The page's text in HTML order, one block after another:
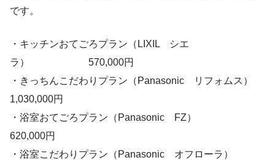
です。
・キッチンおてごろプラン（LIXIL シエ
ラ） 570,000円
・きっちんこだわりプラン（Panasonic リフォムス）
1,030,000円
・浴室おてごろプラン（Panasonic FZ）
620,000円
・浴室こだわりプラン（Panasonic オフローラ）